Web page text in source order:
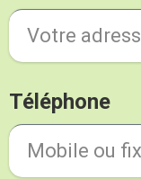
Téléphone